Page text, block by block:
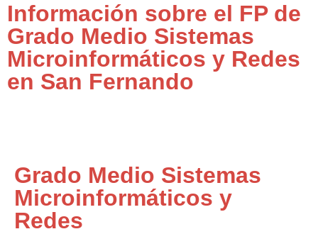
Información sobre el FP de
Grado Medio Sistemas
Microinformáticos y Redes
en San Fernando
Grado Medio Sistemas
Microinformáticos y
Redes